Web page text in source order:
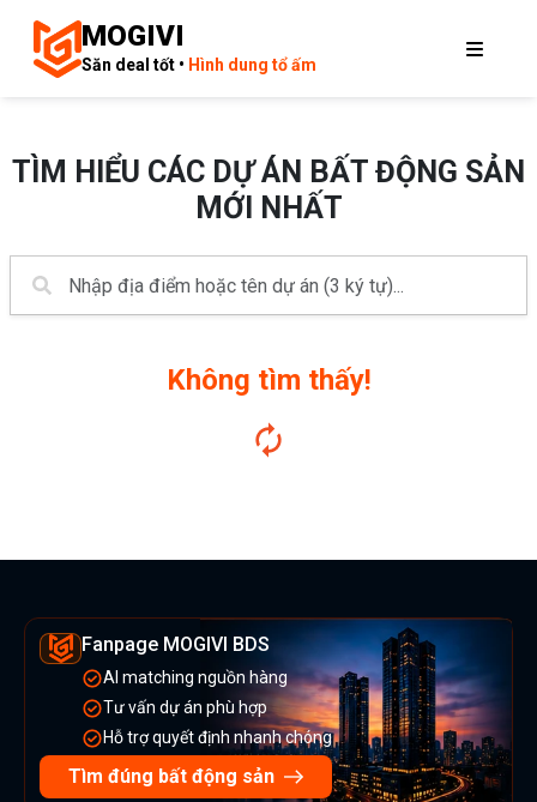
MOGIVI
Săn deal tốt • Hình dung tổ ấm
TÌM HIỂU CÁC DỰ ÁN BẤT ĐỘNG SẢN
MỚI NHẤT
Không tìm thấy!
Fanpage MOGIVI BDS
AI matching nguồn hàng
Tư vấn dự án phù hợp
Hỗ trợ quyết định nhanh chóng
Tìm đúng bất động sản